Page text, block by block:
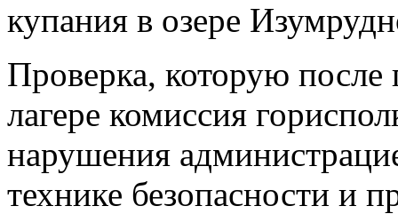
купания в озере
Проверка, которую после
лагере комиссия
нарушения
технике безопасности и